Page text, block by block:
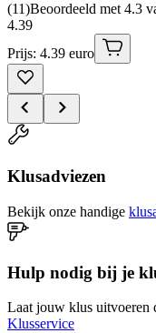
(11)Beoordeeld met 4.3
4.39
Prijs: 4.39 euro
Klusadviezen
Bekijk onze handige
Hulp nodig bij je
Laat jouw klus uitvoeren
Klusservice